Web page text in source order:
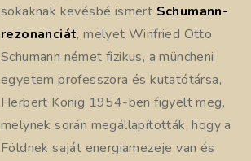
sokaknak kevésbé ismert Schumann-
rezonanciát, melyet Winfried Otto
Schumann német fizikus, a müncheni
egyetem professzora és kutatótársa,
Herbert Konig 1954-ben figyelt meg,
melynek során megállapították, hogy a
Földnek saját energiamezeje van és